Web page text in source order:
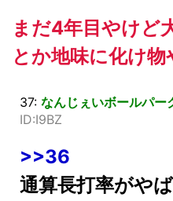
まだ4年目やけど
とか地味に化け物
37: なんじぇいボールパー
ID:I9BZ
>>36
通算長打率がや